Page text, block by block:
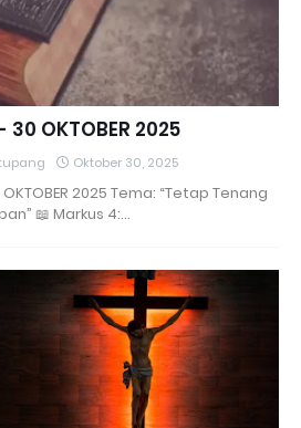
30 OKTOBER 2025
Oktober 30, 2025
OKTOBER 2025 Tema: “Tetap Tenang
📖 Markus 4:…